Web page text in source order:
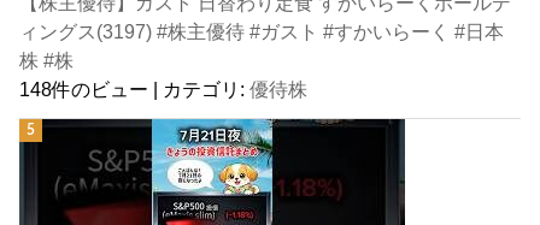
ィングス(3197) #株主優待 #ガスト #すかいらーく #日本
株 #株
148件のビュー | カテゴリ:優待株